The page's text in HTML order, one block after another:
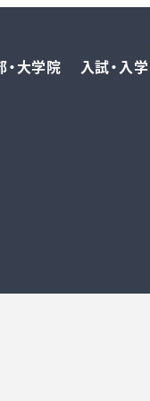
・大学院 入試・入学